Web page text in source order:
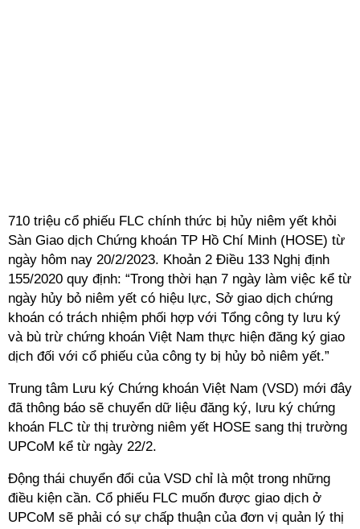
710 triệu cổ phiếu FLC chính thức bị hủy niêm yết khỏi
Sàn Giao dịch Chứng khoán TP Hồ Chí Minh (HOSE) từ
ngày hôm nay 20/2/2023. Khoản 2 Điều 133 Nghị định
155/2020 quy định: “Trong thời hạn 7 ngày làm việc kể từ
ngày hủy bỏ niêm yết có hiệu lực, Sở giao dịch chứng
khoán có trách nhiệm phối hợp với Tổng công ty lưu ký
và bù trừ chứng khoán Việt Nam thực hiện đăng ký giao
dịch đối với cổ phiếu của công ty bị hủy bỏ niêm yết.”
Trung tâm Lưu ký Chứng khoán Việt Nam (VSD) mới đây
đã thông báo sẽ chuyển dữ liệu đăng ký, lưu ký chứng
khoán FLC từ thị trường niêm yết HOSE sang thị trường
UPCoM kể từ ngày 22/2.
Động thái chuyển đổi của VSD chỉ là một trong những
điều kiện cần. Cổ phiếu FLC muốn được giao dịch ở
UPCoM sẽ phải có sự chấp thuận của đơn vị quản lý thị